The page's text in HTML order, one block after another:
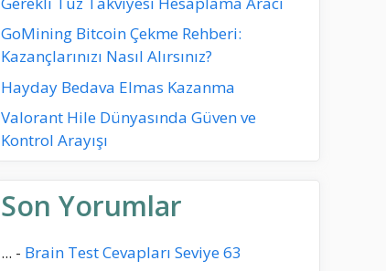
GoMining Bitcoin Çekme Rehberi:
Kazançlarınızı Nasıl Alırsınız?
Hayday Bedava Elmas Kazanma
Valorant Hile Dünyasında Güven ve
Kontrol Arayışı
Son Yorumlar
... - Brain Test Cevapları Seviye 63